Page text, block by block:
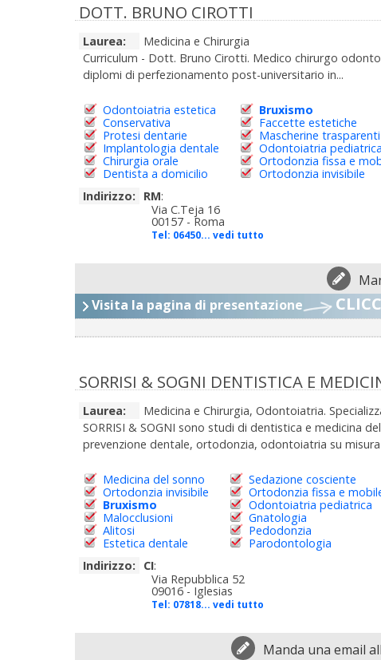
DOTT. BRUNO CIROTTI
Laurea:
Medicina e Chirurgia
Curriculum - Dott. Bruno Cirotti. Medico chirurgo
diplomi di perfezionamento post-universitario in...
Odontoiatria estetica
Conservativa
Protesi dentarie
Implantologia dentale
Chirurgia orale
Dentista a domicilio
Bruxismo
Faccette estetiche
Mascherine trasparenti
Odontoiatria pediatrica
Ortodonzia fissa e
Ortodonzia invisibile
Indirizzo:
RM:
Via C.Teja 16
00157 - Roma
Tel: 06450... vedi tutto
Visita la pagina di presentazione
SORRISI & SOGNI DENTISTICA E
Laurea:
Medicina e Chirurgia, Odontoiatria.
SORRISI & SOGNI sono studi di dentistica e medicina
prevenzione dentale, ortodonzia, odontoiatria su misura
Medicina del sonno
Ortodonzia invisibile
Bruxismo
Malocclusioni
Alitosi
Estetica dentale
Sedazione cosciente
Ortodonzia fissa e
Odontoiatria pediatrica
Gnatologia
Pedodonzia
Parodontologia
Indirizzo:
CI:
Via Repubblica 52
09016 - Iglesias
Tel: 07818... vedi tutto
Manda una email